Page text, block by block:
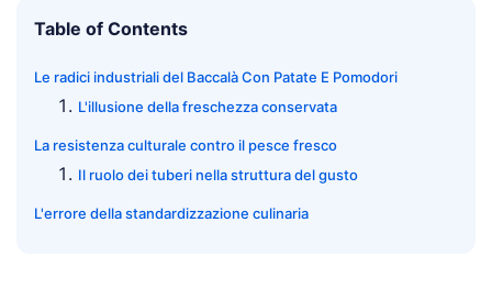
Table of Contents
Le radici industriali del Baccalà Con Patate E Pomodori
L'illusione della freschezza conservata
La resistenza culturale contro il pesce fresco
Il ruolo dei tuberi nella struttura del gusto
L'errore della standardizzazione culinaria